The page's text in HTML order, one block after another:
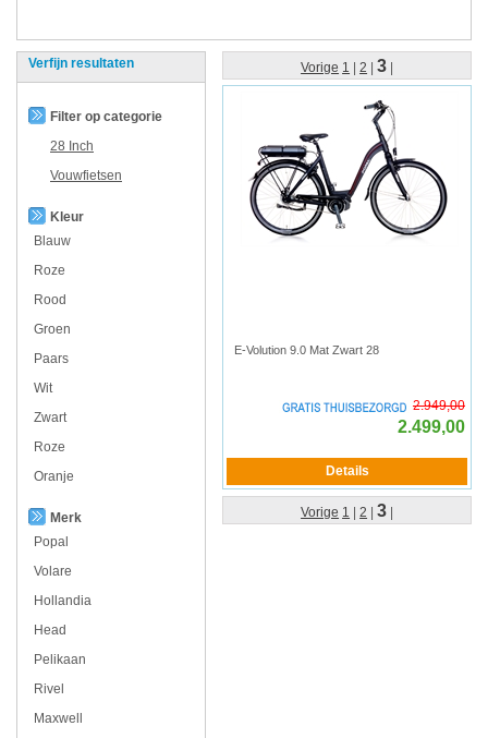
Verfijn resultaten
Filter op categorie
28 Inch
Vouwfietsen
Kleur
Blauw
Roze
Rood
Groen
Paars
Wit
Zwart
Roze
Oranje
Merk
Popal
Volare
Hollandia
Head
Pelikaan
Rivel
Maxwell
Vorige 1 |2 |3 |
E-Volution 9.0 Mat Zwart 28
2.949,00
2.499,00
Vorige 1 |2 |3 |